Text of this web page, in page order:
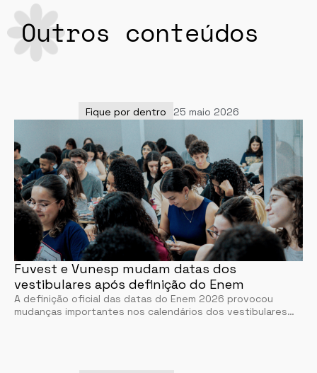
Outros conteúdos
Fique por dentro 25 maio 2026
Fuvest e Vunesp mudam datas dos
vestibulares após definição do Enem
A definição oficial das datas do Enem 2026 provocou
mudanças importantes nos calendários dos vestibulares…